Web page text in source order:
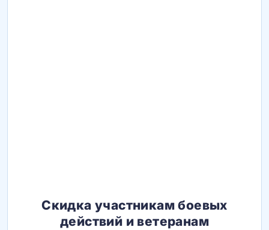
Скидка участникам боевых
действий и ветеранам